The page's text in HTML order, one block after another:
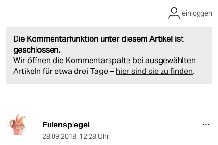
Die Kommentarfunktion unter diesem Artikel ist
geschlossen.
Wir öffnen die Kommentarspalte bei ausgewählten
Artikeln für etwa drei Tage – hier sind sie zu finden.
einloggen
Eulenspiegel
28.09.2018, 12:28 Uhr